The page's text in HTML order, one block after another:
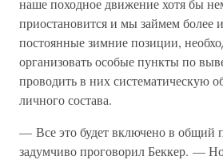
наше походное движение хотя бы
приостановится и мы займем более
постоянные зимние позиции,
организовать особые пункты по
проводить в них систематическую
личного состава.
— Все это будет включено в общий
задумчиво проговорил Беккер. —